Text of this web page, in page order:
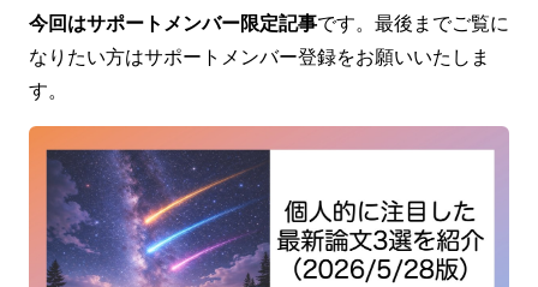
今回はサポートメンバー限定記事です。最後までご覧に
なりたい方はサポートメンバー登録をお願いいたしま
す。